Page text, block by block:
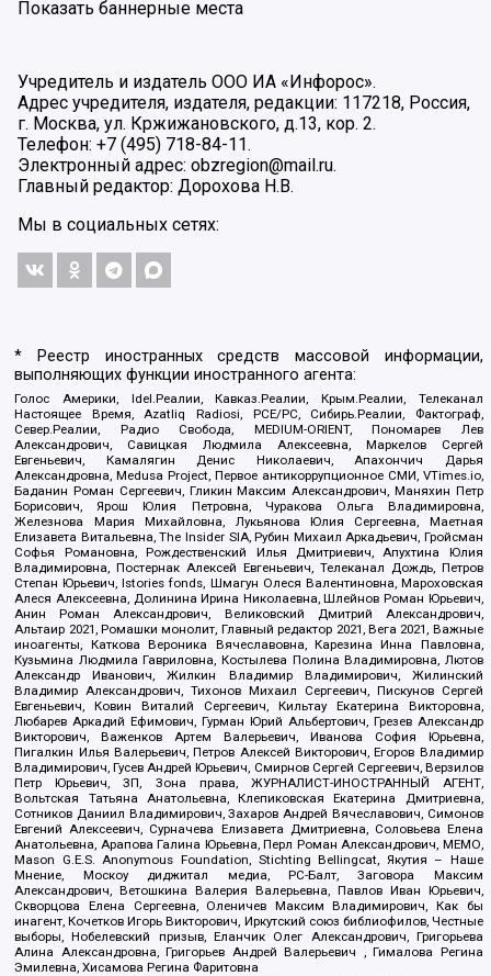
Показать баннерные места
Учредитель и издатель ООО ИА «Инфорос».
Адрес учредителя, издателя, редакции: 117218, Россия,
г. Москва, ул. Кржижановского, д.13, кор. 2.
Телефон: +7 (495) 718-84-11.
Электронный адрес: obzregion@mail.ru.
Главный редактор: Дорохова Н.В.
Мы в социальных сетях:
* Реестр иностранных средств массовой информации,
выполняющих функции иностранного агента:
Голос Америки, Idel.Реалии, Кавказ.Реалии, Крым.Реалии, Телеканал
Настоящее Время, Azatliq Radiosi, PCE/PC, Сибирь.Реалии, Фактограф,
Север.Реалии, Радио Свобода, MEDIUM-ORIENT, Пономарев Лев
Александрович, Савицкая Людмила Алексеевна, Маркелов Сергей
Евгеньевич, Камалягин Денис Николаевич, Апахончич Дарья
Александровна, Medusa Project, Первое антикоррупционное СМИ, VTimes.io,
Баданин Роман Сергеевич, Гликин Максим Александрович, Маняхин Петр
Борисович, Ярош Юлия Петровна, Чуракова Ольга Владимировна,
Железнова Мария Михайловна, Лукьянова Юлия Сергеевна, Маетная
Елизавета Витальевна, The Insider SIA, Рубин Михаил Аркадьевич, Гройсман
Софья Романовна, Рождественский Илья Дмитриевич, Апухтина Юлия
Владимировна, Постернак Алексей Евгеньевич, Телеканал Дождь, Петров
Степан Юрьевич, Istories fonds, Шмагун Олеся Валентиновна, Мароховская
Алеся Алексеевна, Долинина Ирина Николаевна, Шлейнов Роман Юрьевич,
Анин Роман Александрович, Великовский Дмитрий Александрович,
Альтаир 2021, Ромашки монолит, Главный редактор 2021, Вега 2021, Важные
иноагенты, Каткова Вероника Вячеславовна, Карезина Инна Павловна,
Кузьмина Людмила Гавриловна, Костылева Полина Владимировна, Лютов
Александр Иванович, Жилкин Владимир Владимирович, Жилинский
Владимир Александрович, Тихонов Михаил Сергеевич, Пискунов Сергей
Евгеньевич, Ковин Виталий Сергеевич, Кильтау Екатерина Викторовна,
Любарев Аркадий Ефимович, Гурман Юрий Альбертович, Грезев Александр
Викторович, Важенков Артем Валерьевич, Иванова София Юрьевна,
Пигалкин Илья Валерьевич, Петров Алексей Викторович, Егоров Владимир
Владимирович, Гусев Андрей Юрьевич, Смирнов Сергей Сергеевич, Верзилов
Петр Юрьевич, ЗП, Зона права, ЖУРНАЛИСТ-ИНОСТРАННЫЙ АГЕНТ,
Вольтская Татьяна Анатольевна, Клепиковская Екатерина Дмитриевна,
Сотников Даниил Владимирович, Захаров Андрей Вячеславович, Симонов
Евгений Алексеевич, Сурначева Елизавета Дмитриевна, Соловьева Елена
Анатольевна, Арапова Галина Юрьевна, Перл Роман Александрович, МЕМО,
Mason G.E.S. Anonymous Foundation, Stichting Bellingcat, Якутия – Наше
Мнение, Москоу диджитал медиа, РС-Балт, Заговора Максим
Александрович, Ветошкина Валерия Валерьевна, Павлов Иван Юрьевич,
Скворцова Елена Сергеевна, Оленичев Максим Владимирович, Как бы
инагент, Кочетков Игорь Викторович, Иркутский союз библиофилов, Честные
выборы, Нобелевский призыв, Еланчик Олег Александрович, Григорьева
Алина Александровна, Григорьев Андрей Валерьевич , Гималова Регина
Эмилевна, Хисамова Регина Фаритовна